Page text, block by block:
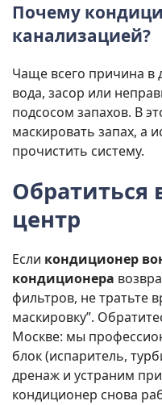
Почему
канализацией?
Чаще всего причина в
вода, засор или
подсосом запахов. В
маскировать запах, а
прочистить систему.
Обратиться
центр
Если кондиционер
кондиционера
фильтров, не тратьте
маскировку”.
Москве: мы
блок (испаритель,
дренаж и устраним
кондиционер снова